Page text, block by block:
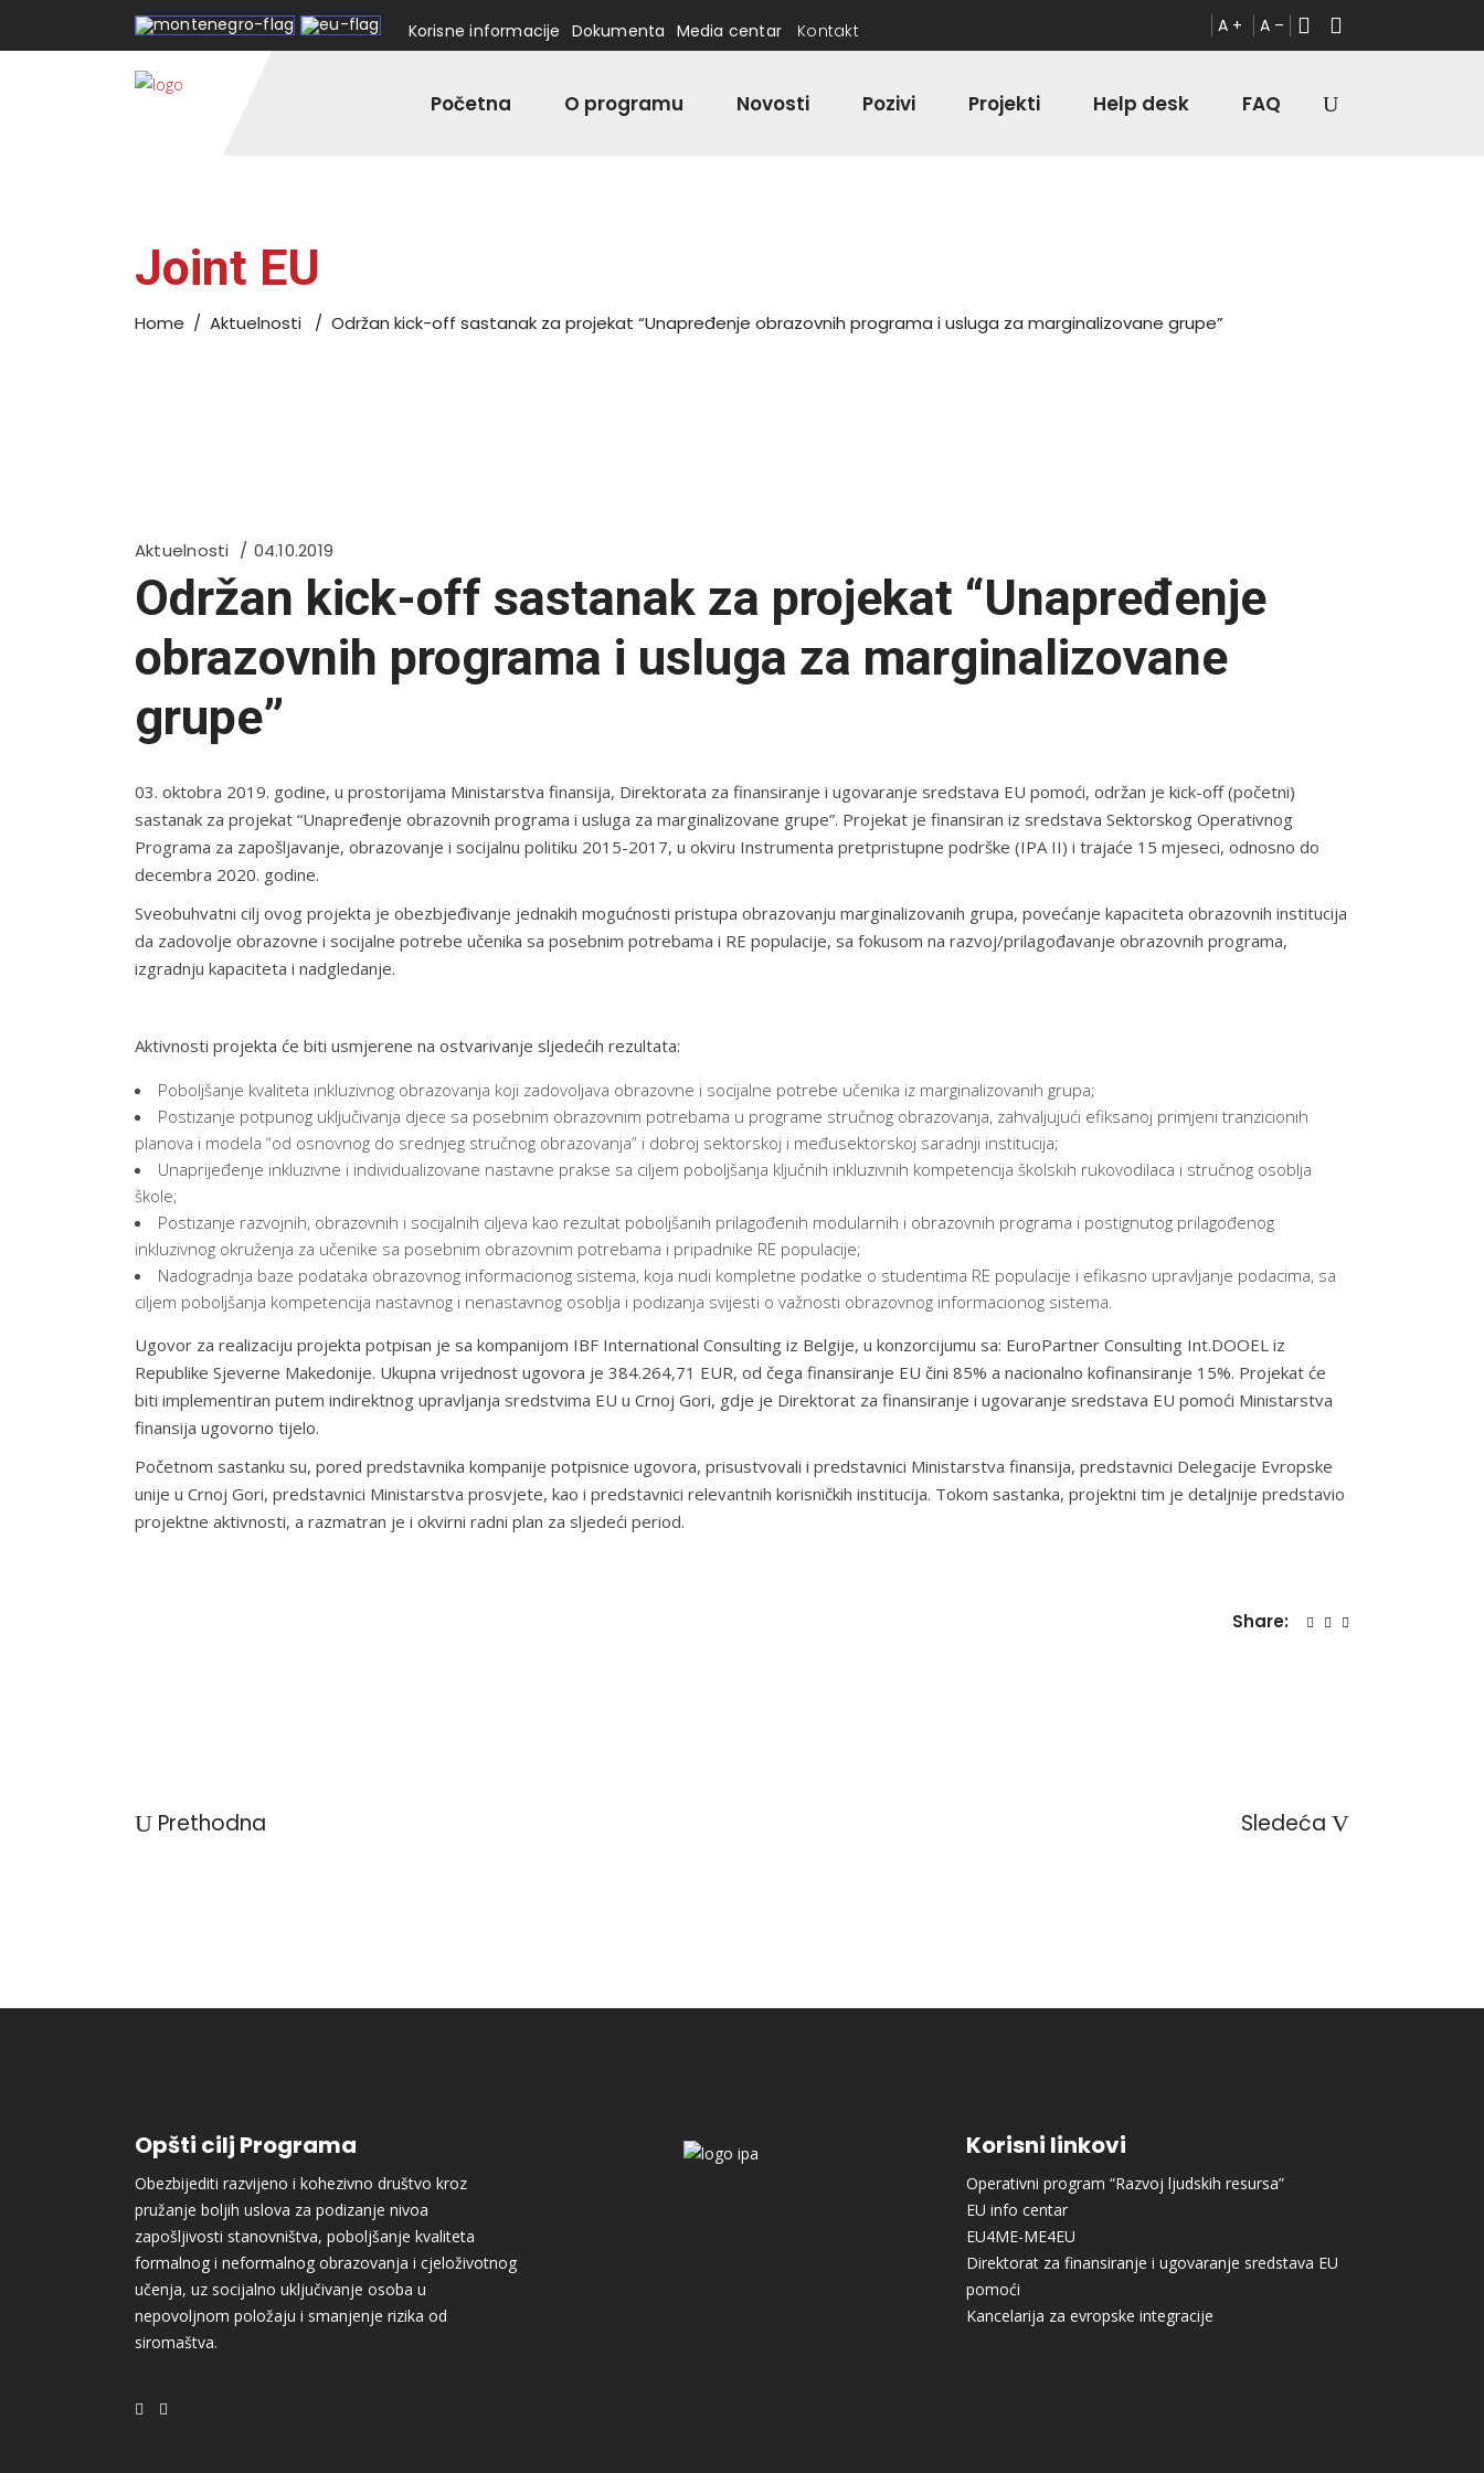
Korisne informacije Dokumenta Media centar Kontakt A + A –
Početna O programu Novosti Pozivi Projekti Help desk FAQ
Joint EU
Home / Aktuelnosti / Održan kick-off sastanak za projekat “Unapređenje obrazovnih programa i usluga za marginalizovane grupe”
Aktuelnosti 04.10.2019
Održan kick-off sastanak za projekat “Unapređenje
obrazovnih programa i usluga za marginalizovane
grupe”
03. oktobra 2019. godine, u prostorijama Ministarstva finansija, Direktorata za finansiranje i ugovaranje sredstava EU pomoći, održan je kick-off (početni)
sastanak za projekat “Unapređenje obrazovnih programa i usluga za marginalizovane grupe”. Projekat je finansiran iz sredstava Sektorskog Operativnog
Programa za zapošljavanje, obrazovanje i socijalnu politiku 2015-2017, u okviru Instrumenta pretpristupne podrške (IPA II) i trajaće 15 mjeseci, odnosno do
decembra 2020. godine.
Sveobuhvatni cilj ovog projekta je obezbjeđivanje jednakih mogućnosti pristupa obrazovanju marginalizovanih grupa, povećanje kapaciteta obrazovnih institucija
da zadovolje obrazovne i socijalne potrebe učenika sa posebnim potrebama i RE populacije, sa fokusom na razvoj/prilagođavanje obrazovnih programa,
izgradnju kapaciteta i nadgledanje.
Aktivnosti projekta će biti usmjerene na ostvarivanje sljedećih rezultata:
Poboljšanje kvaliteta inkluzivnog obrazovanja koji zadovoljava obrazovne i socijalne potrebe učenika iz marginalizovanih grupa;
Postizanje potpunog uključivanja djece sa posebnim obrazovnim potrebama u programe stručnog obrazovanja, zahvaljujući efiksanoj primjeni tranzicionih
planova i modela “od osnovnog do srednjeg stručnog obrazovanja” i dobroj sektorskoj i međusektorskoj saradnji institucija;
Unaprijeđenje inkluzivne i individualizovane nastavne prakse sa ciljem poboljšanja ključnih inkluzivnih kompetencija školskih rukovodilaca i stručnog osoblja
škole;
Postizanje razvojnih, obrazovnih i socijalnih ciljeva kao rezultat poboljšanih prilagođenih modularnih i obrazovnih programa i postignutog prilagođenog
inkluzivnog okruženja za učenike sa posebnim obrazovnim potrebama i pripadnike RE populacije;
Nadogradnja baze podataka obrazovnog informacionog sistema, koja nudi kompletne podatke o studentima RE populacije i efikasno upravljanje podacima, sa
ciljem poboljšanja kompetencija nastavnog i nenastavnog osoblja i podizanja svijesti o važnosti obrazovnog informacionog sistema.
Ugovor za realizaciju projekta potpisan je sa kompanijom IBF International Consulting iz Belgije, u konzorcijumu sa: EuroPartner Consulting Int.DOOEL iz
Republike Sjeverne Makedonije. Ukupna vrijednost ugovora je 384.264,71 EUR, od čega finansiranje EU čini 85% a nacionalno kofinansiranje 15%. Projekat će
biti implementiran putem indirektnog upravljanja sredstvima EU u Crnoj Gori, gdje je Direktorat za finansiranje i ugovaranje sredstava EU pomoći Ministarstva
finansija ugovorno tijelo.
Početnom sastanku su, pored predstavnika kompanije potpisnice ugovora, prisustvovali i predstavnici Ministarstva finansija, predstavnici Delegacije Evropske
unije u Crnoj Gori, predstavnici Ministarstva prosvjete, kao i predstavnici relevantnih korisničkih institucija. Tokom sastanka, projektni tim je detaljnije predstavio
projektne aktivnosti, a razmatran je i okvirni radni plan za sljedeći period.
Share:
Prethodna Sledeća
Opšti cilj Programa
Obezbijediti razvijeno i kohezivno društvo kroz
pružanje boljih uslova za podizanje nivoa
zapošljivosti stanovništva, poboljšanje kvaliteta
formalnog i neformalnog obrazovanja i cjeloživotnog
učenja, uz socijalno uključivanje osoba u
nepovoljnom položaju i smanjenje rizika od
siromaštva.
Korisni linkovi
Operativni program “Razvoj ljudskih resursa”
EU info centar
EU4ME-ME4EU
Direktorat za finansiranje i ugovaranje sredstava EU
pomoći
Kancelarija za evropske integracije